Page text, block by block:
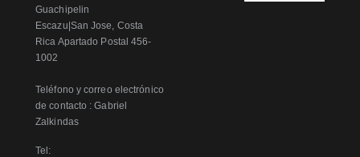
Guachipelin
Escazu|San Jose, Costa
Rica Apartado Postal 456-
1002
Teléfono y correo electrónico
de contacto : Gabriel
Zalkindas
Tel: